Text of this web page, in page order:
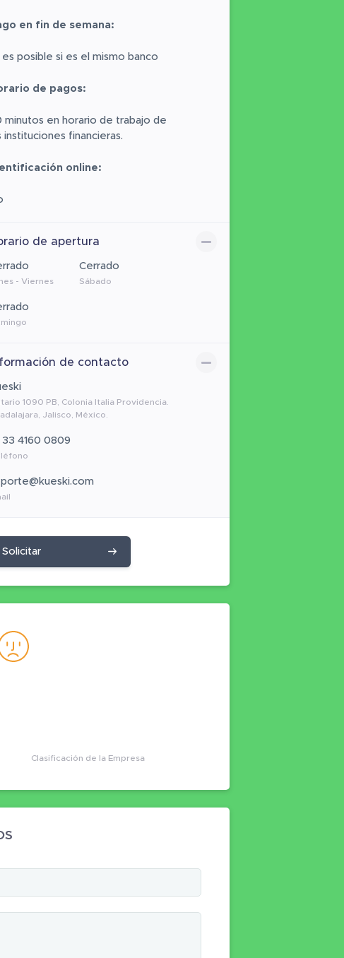
en fin de semana:
es posible si es el mismo banco
de pagos:
minutos en horario de trabajo de
instituciones financieras.
online:
de apertura
- Viernes
Cerrado
Sábado
de contacto
1090 PB, Colonia Italia Providencia.
Jalisco, México.
33 4160 0809
Solicitar
Clasificación de la Empresa